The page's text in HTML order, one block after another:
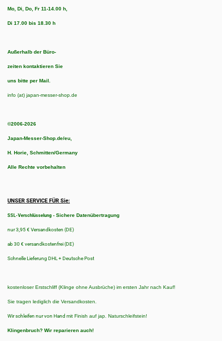
Mo, Di, Do, Fr 11-14.00 h,
Di 17.00 bis 18.30 h
Außerhalb der Büro-
zeiten kontaktieren Sie
uns bitte per Mail.
info (at) japan-messer-shop.de
©2006-2026
Japan-Messer-Shop.de/eu,
H. Horie, Schmitten/Germany
Alle Rechte vorbehalten
UNSER SERVICE FÜR Sie:
SSL-Verschlüsselung - Sichere Datenübertragung
nur 3,95 € Versandkosten (DE)
ab 30 € versandkostenfrei (DE)
Schnelle Lieferung DHL + Deutsche Post
kostenloser Erstschliff (Klinge ohne Ausbrüche) im ersten Jahr nach Kauf!
Sie tragen lediglich die Versandkosten.
Wir schleifen nur von Hand mit Finish auf jap. Naturschleifstein!
Klingenbruch? Wir reparieren auch!